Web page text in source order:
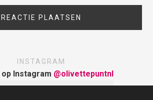
INSTAGRAM
Instagram @olivettepuntnl